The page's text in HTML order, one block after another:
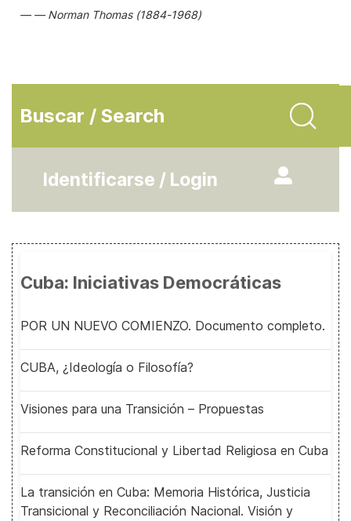
Norman Thomas (1884-1968)
Buscar / Search
Identificarse / Login
Cuba: Iniciativas Democráticas
POR UN NUEVO COMIENZO. Documento completo.
CUBA, ¿Ideología o Filosofía?
Visiones para una Transición – Propuestas
Reforma Constitucional y Libertad Religiosa en Cuba
La transición en Cuba: Memoria Histórica, Justicia
Transicional y Reconciliación Nacional. Visión y